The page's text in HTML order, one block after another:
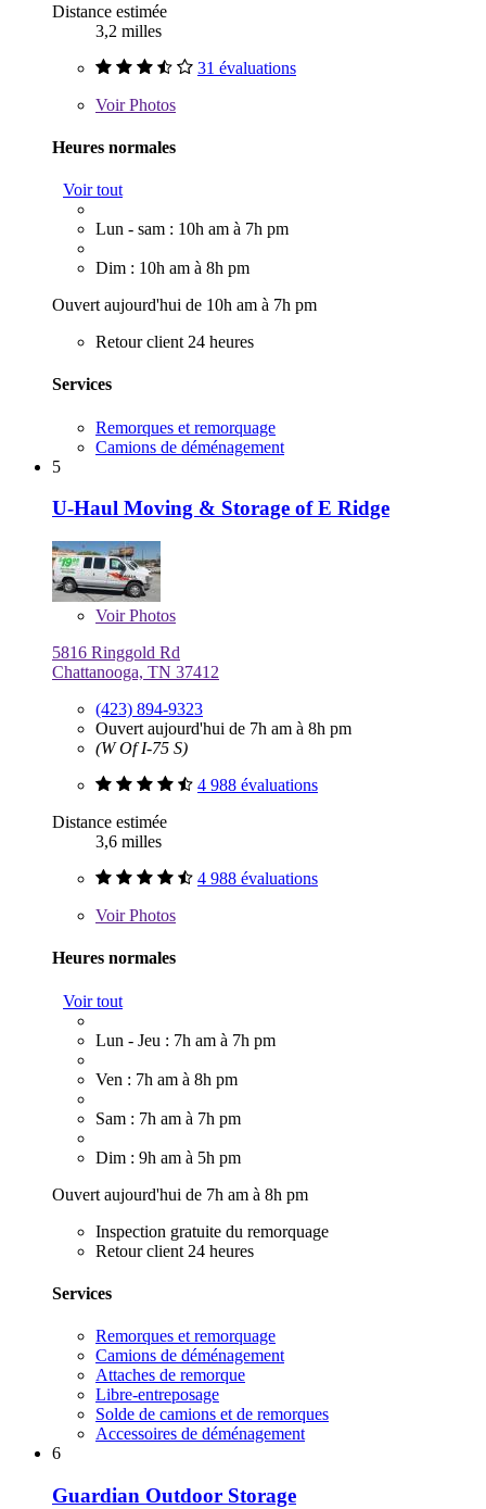
Distance estimée
3,2 milles
31 évaluations
VoirPhotos
Heures normales
Voir tout
Lun - sam : 10h am à 7h pm
Dim : 10h am à 8h pm
Ouvert aujourd'hui de 10h am à 7h pm
Retour client 24 heures
Services
Remorques et remorquage
Camions de déménagement
5
U-Haul Moving & Storage of E Ridge
VoirPhotos
5816 Ringgold Rd
Chattanooga, TN 37412
(423) 894-9323
Ouvert aujourd'hui de 7h am à 8h pm
(W Of I-75 S)
4 988 évaluations
Distance estimée
3,6 milles
4 988 évaluations
VoirPhotos
Heures normales
Voir tout
Lun - Jeu : 7h am à 7h pm
Ven : 7h am à 8h pm
Sam : 7h am à 7h pm
Dim : 9h am à 5h pm
Ouvert aujourd'hui de 7h am à 8h pm
Inspection gratuite du remorquage
Retour client 24 heures
Services
Remorques et remorquage
Camions de déménagement
Attaches de remorque
Libre-entreposage
Solde de camions et de remorques
Accessoires de déménagement
6
Guardian Outdoor Storage